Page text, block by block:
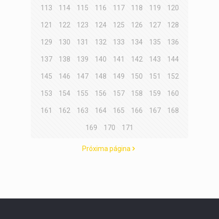
113 114 115 116 117 118 119 120
121 122 123 124 125 126 127 128
129 130 131 132 133 134 135 136
137 138 139 140 141 142 143 144
145 146 147 148 149 150 151 152
153 154 155 156 157 158 159 160
161 162 163 164 165 166 167 168
169 170 171
Próxima página